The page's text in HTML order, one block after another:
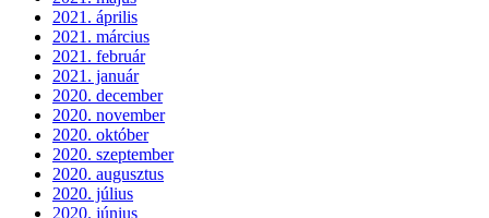
2021. április
2021. március
2021. február
2021. január
2020. december
2020. november
2020. október
2020. szeptember
2020. augusztus
2020. július
2020. június